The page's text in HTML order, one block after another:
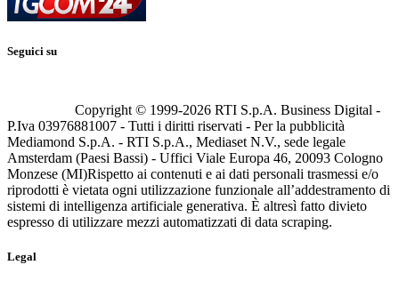
Seguici su
Copyright © 1999-2026 RTI S.p.A. Business Digital -
P.Iva 03976881007 - Tutti i diritti riservati - Per la pubblicità
Mediamond S.p.A. - RTI S.p.A., Mediaset N.V., sede legale
Amsterdam (Paesi Bassi) - Uffici Viale Europa 46, 20093 Cologno
Monzese (MI)Rispetto ai contenuti e ai dati personali trasmessi e/o
riprodotti è vietata ogni utilizzazione funzionale all’addestramento di
sistemi di intelligenza artificiale generativa. È altresì fatto divieto
espresso di utilizzare mezzi automatizzati di data scraping.
Legal